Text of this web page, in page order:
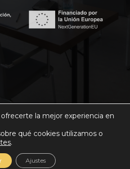
B. Agencia Creativa •
web
Creativa
la mejor experiencia en
qué cookies utilizamos o
.
Ajustes